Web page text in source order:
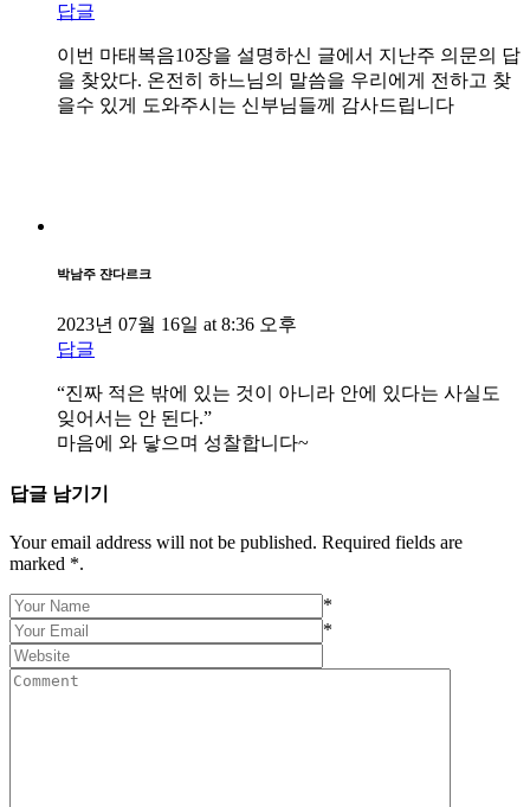
답글
이번 마태복음10장을 설명하신 글에서 지난주 의문의 답
을 찾았다. 온전히 하느님의 말씀을 우리에게 전하고 찾
을수 있게 도와주시는 신부님들께 감사드립니다
박남주 쟌다르크
2023년 07월 16일 at 8:36 오후
답글
“진짜 적은 밖에 있는 것이 아니라 안에 있다는 사실도
잊어서는 안 된다.”
마음에 와 닿으며 성찰합니다~
답글 남기기
Your email address will not be published. Required fields are
marked *.
*
*